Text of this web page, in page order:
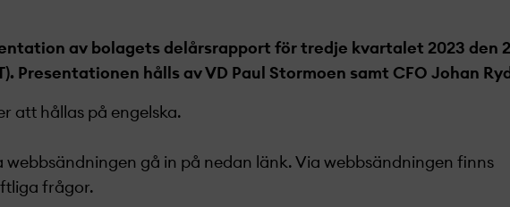
av bolagets delårsrapport för tredje kvartalet 2023 den
Presentationen hålls av VD Paul Stormoen samt CFO Johan
att hållas på engelska.
webbsändningen gå in på nedan länk. Via webbsändningen finns
frågor.